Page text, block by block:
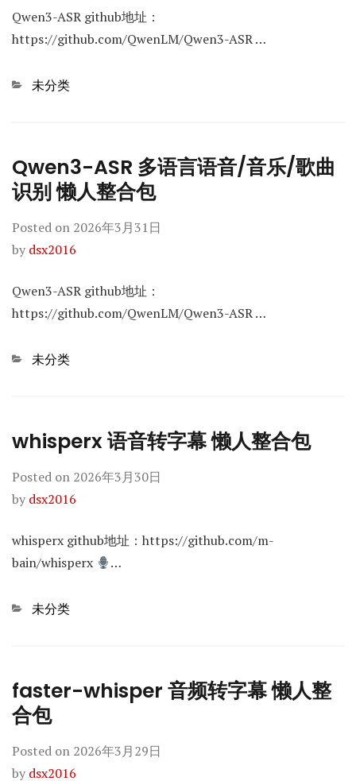
Qwen3-ASR github地址：
https://github.com/QwenLM/Qwen3-ASR …
Categories
未分类
Qwen3-ASR 多语言语音/音乐/歌曲
识别 懒人整合包
Posted on 2026年3月31日
by dsx2016
Qwen3-ASR github地址：
https://github.com/QwenLM/Qwen3-ASR …
Categories
未分类
whisperx 语音转字幕 懒人整合包
Posted on 2026年3月30日
by dsx2016
whisperx github地址：https://github.com/m-
bain/whisperx
…
Categories
未分类
faster-whisper 音频转字幕 懒人整
合包
Posted on 2026年3月29日
by dsx2016